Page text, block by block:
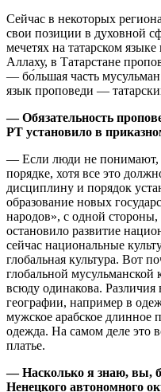
Сейчас в некоторых
свои позиции в духовной
мечетях на татарском
Аллаху, в Татарстане
— бо́льшая часть
язык проповеди —
— Обязательность
РТ установило в
— Если люди не понимают,
порядке, хотя все это
дисциплину и порядок
образование новых
народов», с одной
остановило развитие
сейчас национальные
глобальная культура. Вот
глобальной мусульманской
всюду одинакова.
географии, например в
мужское арабское длинное
одежда. На самом деле это
платье.
— Насколько я знаю, вы,
Ненецкого автономного